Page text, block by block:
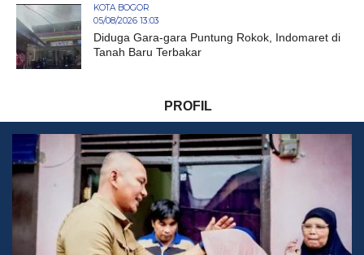
KOTA BOGOR
05/08/2026 13:03
Diduga Gara-gara Puntung Rokok, Indomaret di
Tanah Baru Terbakar
PROFIL